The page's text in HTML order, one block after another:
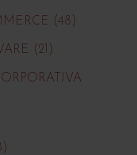
(48)
(21)